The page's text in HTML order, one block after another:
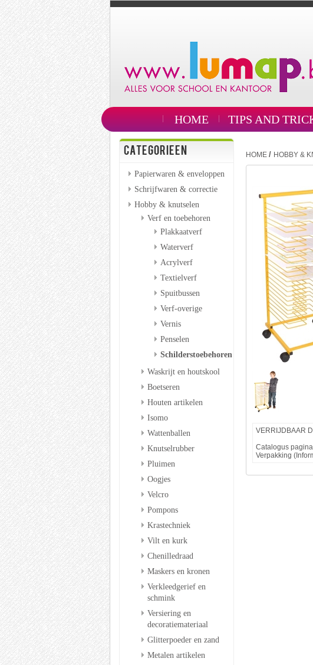
HOME TIPS AND
CATEGORIEEN
Papierwaren & enveloppen
Schrijfwaren & correctie
Hobby & knutselen
Verf en toebehoren
Plakkaatverf
Waterverf
Acrylverf
Textielverf
Spuitbussen
Verf-overige
Vernis
Penselen
Schilderstoebehoren
Waskrijt en houtskool
Boetseren
Houten artikelen
Isomo
Wattenballen
Knutselrubber
Pluimen
Oogjes
Velcro
Pompons
Krastechniek
Vilt en kurk
Chenilledraad
Maskers en kronen
Verkleedgerief en
schmink
Versiering en
decoratiemateriaal
Glitterpoeder en zand
Metalen artikelen
HOME / HOBBY &
VERRIJDBAAR
Catalogus
Verpakking